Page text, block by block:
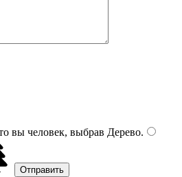
вы человек, выбрав Дерево.